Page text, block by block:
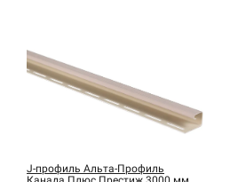
J-профиль Альта-Профиль